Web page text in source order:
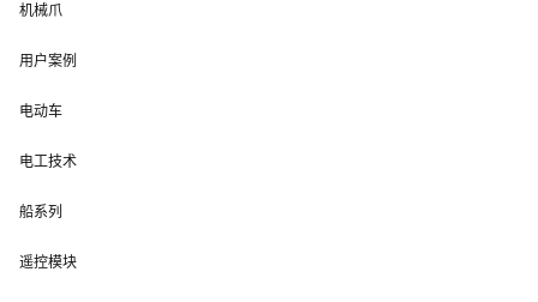
机械爪
用户案例
电动车
电工技术
船系列
遥控模块